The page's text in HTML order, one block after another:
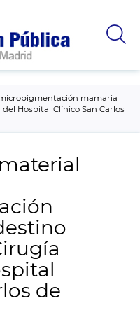
mamaria
Hospital Clínico San Carlos
de